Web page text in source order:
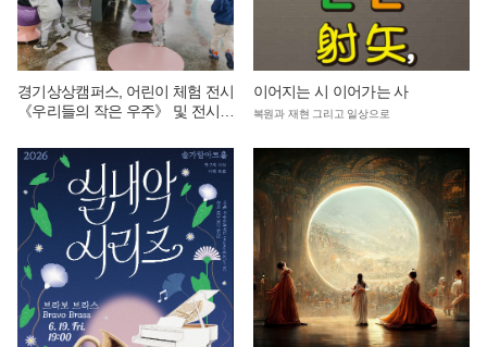
경기상상캠퍼스, 어린이 체험 전시
《우리들의 작은 우주》 및 전시
이어지는 시 이어가는 사
복원과 재현 그리고 일상으로